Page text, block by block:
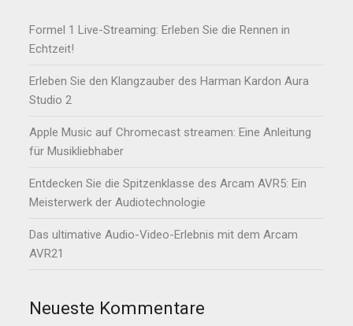
Formel 1 Live-Streaming: Erleben Sie die Rennen in
Echtzeit!
Erleben Sie den Klangzauber des Harman Kardon Aura
Studio 2
Apple Music auf Chromecast streamen: Eine Anleitung
für Musikliebhaber
Entdecken Sie die Spitzenklasse des Arcam AVR5: Ein
Meisterwerk der Audiotechnologie
Das ultimative Audio-Video-Erlebnis mit dem Arcam
AVR21
Neueste Kommentare